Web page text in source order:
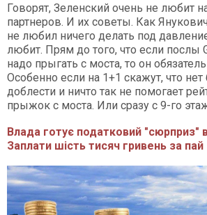
Говорят, Зеленский очень не любит
партнеров. И их советы. Как
не любил ничего делать под
любит. Прям до того, что если послы
надо прыгать с моста, то он
Особенно если на 1+1 скажут, что
доблести и ничто так не помогает
прыжок с моста. Или сразу с 9-го
Влада готує податковий "сюрприз"
Заплати шість тисяч гривень за пай